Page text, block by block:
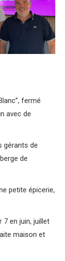
fermé
avec de
gérants de
de
petite épicerie,
7 en juin, juillet
maison et